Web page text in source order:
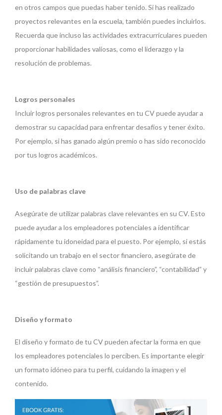
en otros campos que puedas haber tenido. Si has realizado
proyectos relevantes en la escuela, también puedes incluirlos.
Recuerda que incluso las actividades extracurriculares pueden
proporcionar habilidades valiosas, como el liderazgo y la
resolución de problemas.
Logros personales
Incluir logros personales relevantes en tu CV puede ayudar a
demostrar su capacidad para enfrentar desafíos y tener éxito.
Por ejemplo, si has ganado algún premio o has sido reconocido
por tus logros académicos.
Uso de palabras clave
Asegúrate de utilizar palabras clave relevantes en su CV. Esto
puede ayudar a los empleadores potenciales a identificar
rápidamente tu idoneidad para el puesto. Por ejemplo, si estás
solicitando un trabajo en el sector financiero, asegúrate de
incluir palabras clave como “análisis financiero”, “contabilidad” y
“gestión de presupuestos”.
Diseño y formato
El diseño y formato de tu CV pueden afectar la forma en que
los empleadores potenciales lo perciben. Es importante elegir
un formato idóneo para tu perfil, cuidando la imagen y el
contenido.